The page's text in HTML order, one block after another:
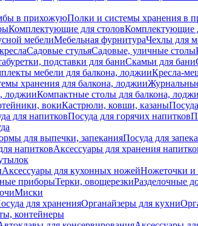
в прихожуюПолки и системы хранения в
Комплектующие для столовКомплектующие
мебелиМебельная фурнитураЧехлы для
Садовые стульяСадовые, уличные столы
подставки для баниСкамьи для бани
мебели для балкона, лоджииКресла-
хранения для балкона, лоджии
лоджииКомпактные столы для балкона,
вокиКастрюли, ковши, казаны
для напитковПосуда для горячих напитков
для выпечки, запеканияПосуда для
напитковАксессуары для хранения
Аксессуары для кухонных ножейНожеточки
приборыТерки, овощерезкиРазделочные
Миски
для храненияОрганайзеры для кухни
контейнеры